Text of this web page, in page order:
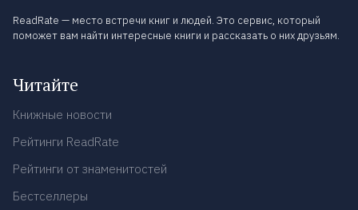
ReadRate — место встречи книг и людей. Это сервис, который
поможет вам найти интересные книги и рассказать о них друзьям.
Читайте
Книжные новости
Рейтинги ReadRate
Рейтинги от знаменитостей
Бестселлеры